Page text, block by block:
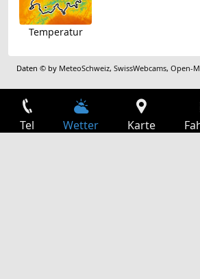
Temperatur
Daten © by MeteoSchweiz,SwissWebcams,Open-
Tel Wetter Karte